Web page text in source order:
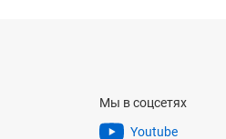
Мы в соцсетях
Youtube